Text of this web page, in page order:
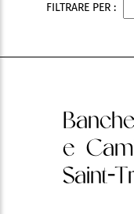
FILTRARE PER :
e
Saint-